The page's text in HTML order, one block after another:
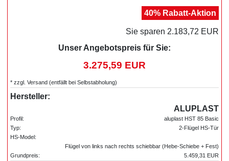
40% Rabatt-Aktion
Sie sparen 2.183,72 EUR
Unser Angebotspreis für Sie:
3.275,59 EUR
* zzgl. Versand (entfällt bei Selbstabholung)
Hersteller:
ALUPLAST
Profil:
aluplast HST 85 Basic
Typ:
2-Flügel HS-Tür
HS-Model:
Flügel von links nach rechts schiebbar (Hebe-Schiebe + Fest)
Grundpreis:
5.459,31 EUR